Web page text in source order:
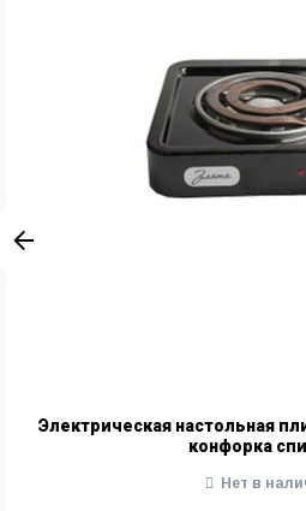
Электрическая настольная
конфорка
Нет в